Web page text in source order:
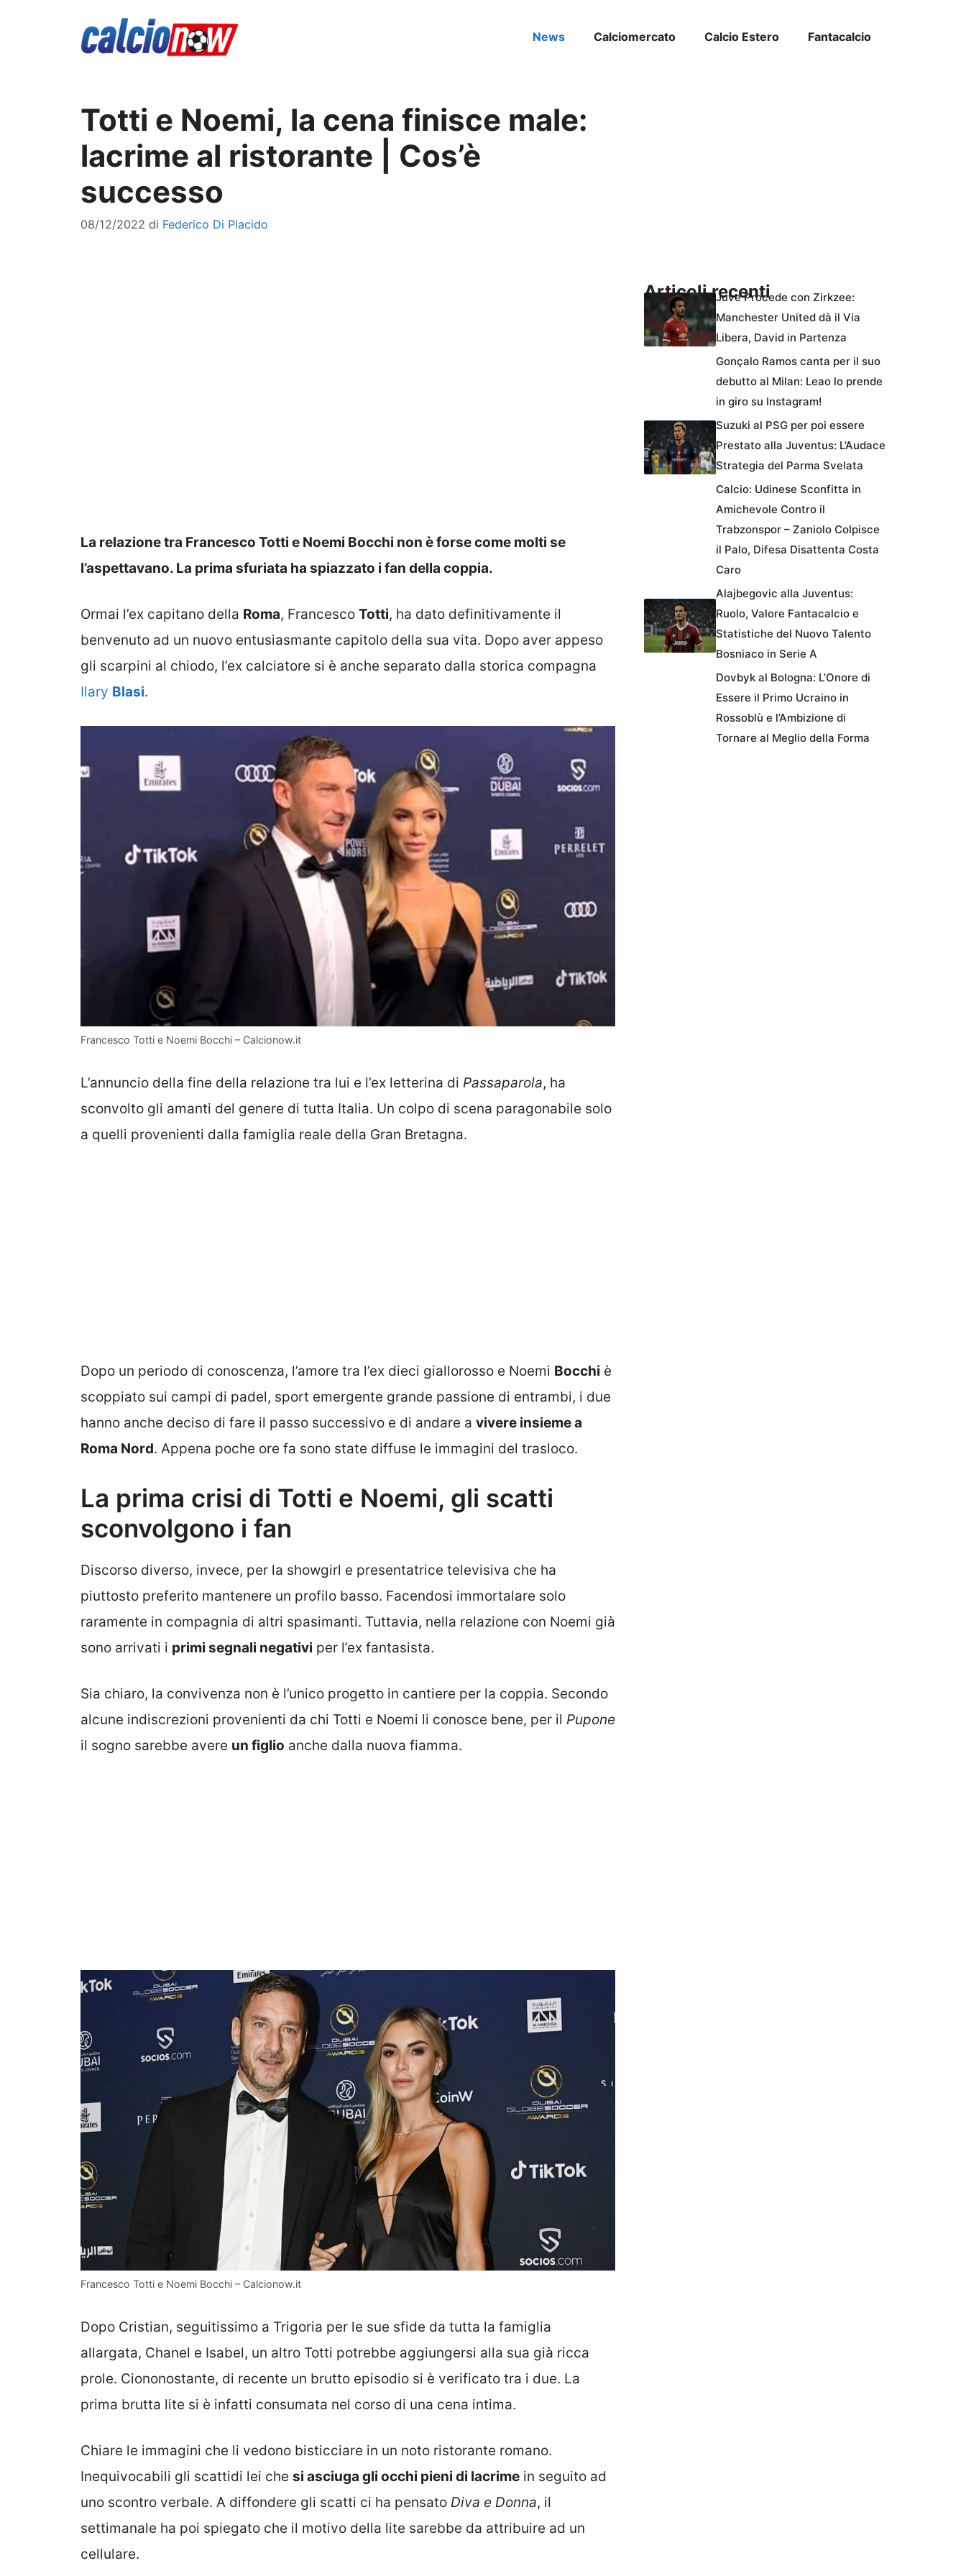
News Calciomercato Calcio Estero Fantacalcio
Totti e Noemi, la cena finisce male:
lacrime al ristorante | Cos’è
successo
08/12/2022 di Federico Di Placido
La relazione tra Francesco Totti e Noemi Bocchi non è forse come molti se
l’aspettavano. La prima sfuriata ha spiazzato i fan della coppia.
Ormai l’ex capitano della Roma, Francesco Totti, ha dato definitivamente il
benvenuto ad un nuovo entusiasmante capitolo della sua vita. Dopo aver appeso
gli scarpini al chiodo, l’ex calciatore si è anche separato dalla storica compagna
Ilary Blasi.
Francesco Totti e Noemi Bocchi – Calcionow.it
L’annuncio della fine della relazione tra lui e l’ex letterina di Passaparola, ha
sconvolto gli amanti del genere di tutta Italia. Un colpo di scena paragonabile solo
a quelli provenienti dalla famiglia reale della Gran Bretagna.
Dopo un periodo di conoscenza, l’amore tra l’ex dieci giallorosso e Noemi Bocchi è
scoppiato sui campi di padel, sport emergente grande passione di entrambi, i due
hanno anche deciso di fare il passo successivo e di andare a vivere insieme a
Roma Nord. Appena poche ore fa sono state diffuse le immagini del trasloco.
La prima crisi di Totti e Noemi, gli scatti
sconvolgono i fan
Discorso diverso, invece, per la showgirl e presentatrice televisiva che ha
piuttosto preferito mantenere un profilo basso. Facendosi immortalare solo
raramente in compagnia di altri spasimanti. Tuttavia, nella relazione con Noemi già
sono arrivati i primi segnali negativi per l’ex fantasista.
Sia chiaro, la convivenza non è l’unico progetto in cantiere per la coppia. Secondo
alcune indiscrezioni provenienti da chi Totti e Noemi li conosce bene, per il Pupone
il sogno sarebbe avere un figlio anche dalla nuova fiamma.
Francesco Totti e Noemi Bocchi – Calcionow.it
Dopo Cristian, seguitissimo a Trigoria per le sue sfide da tutta la famiglia
allargata, Chanel e Isabel, un altro Totti potrebbe aggiungersi alla sua già ricca
prole. Ciononostante, di recente un brutto episodio si è verificato tra i due. La
prima brutta lite si è infatti consumata nel corso di una cena intima.
Chiare le immagini che li vedono bisticciare in un noto ristorante romano.
Inequivocabili gli scattidi lei che si asciuga gli occhi pieni di lacrime in seguito ad
uno scontro verbale. A diffondere gli scatti ci ha pensato Diva e Donna, il
settimanale ha poi spiegato che il motivo della lite sarebbe da attribuire ad un
cellulare.
Articoli recentiJuve Procede con Zirkzee:
Manchester United dà il Via
Libera, David in Partenza
Gonçalo Ramos canta per il suo
debutto al Milan: Leao lo prende
in giro su Instagram!
Suzuki al PSG per poi essere
Prestato alla Juventus: L’Audace
Strategia del Parma Svelata
Calcio: Udinese Sconfitta in
Amichevole Contro il
Trabzonspor – Zaniolo Colpisce
il Palo, Difesa Disattenta Costa
Caro
Alajbegovic alla Juventus:
Ruolo, Valore Fantacalcio e
Statistiche del Nuovo Talento
Bosniaco in Serie A
Dovbyk al Bologna: L’Onore di
Essere il Primo Ucraino in
Rossoblù e l’Ambizione di
Tornare al Meglio della Forma